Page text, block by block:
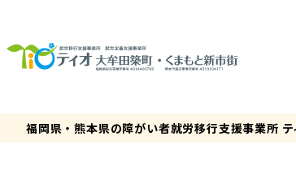
福岡県・熊本県の障がい者就労移行支援事業所